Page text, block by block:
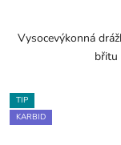
Vysocevýkonná
břitu
TIP
KARBID